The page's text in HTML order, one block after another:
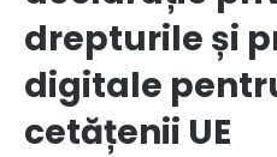
drepturile și
digitale
cetățenii UE